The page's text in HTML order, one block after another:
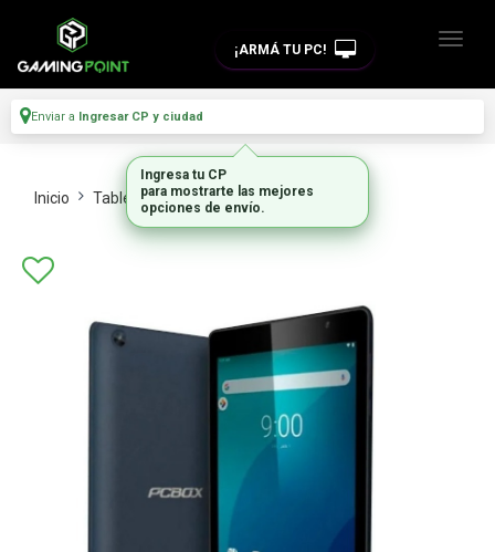
¡ARMÁ TU PC!
Enviar a Ingresar CP y ciudad
Inicio Tablets 7 Y 8a
Ingresa tu CP
para mostrarte las mejores
opciones de envío.